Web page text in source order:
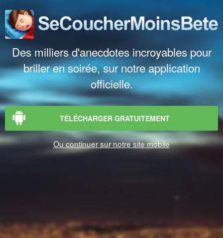
Des milliers d'anecdotes incroyables pour
briller en soirée, sur notre application
officielle.
TÉLÉCHARGER GRATUITEMENT
Ou continuer sur notre site mobile